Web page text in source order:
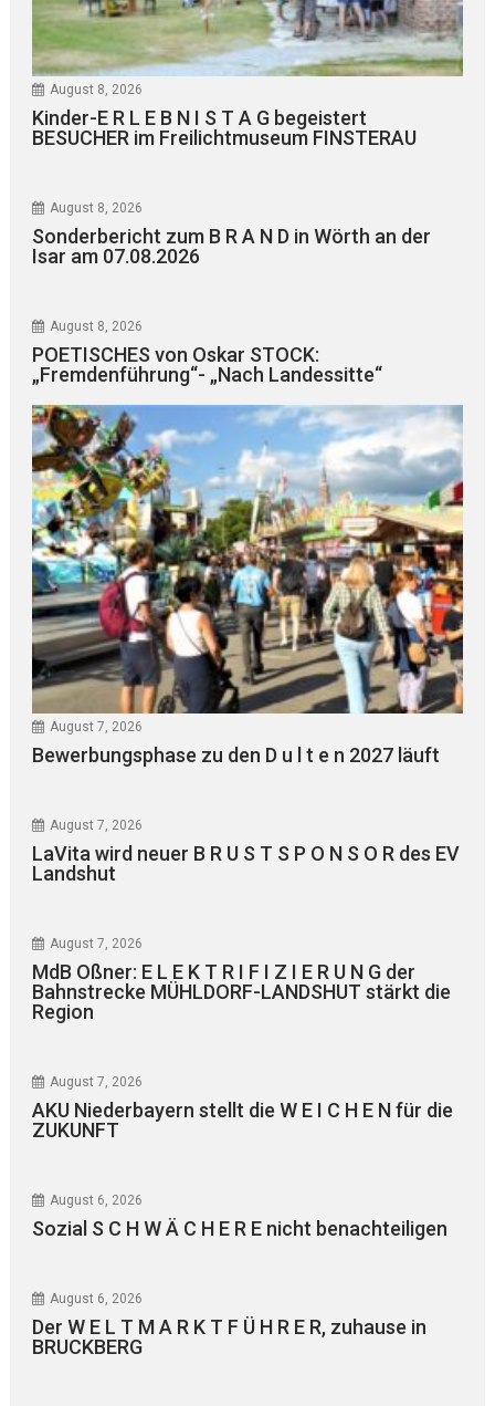
August 8, 2026
Kinder-E R L E B N I S T A G begeistert
BESUCHER im Freilichtmuseum FINSTERAU
August 8, 2026
Sonderbericht zum B R A N D in Wörth an der
Isar am 07.08.2026
August 8, 2026
POETISCHES von Oskar STOCK:
„Fremdenführung“- „Nach Landessitte“
August 7, 2026
Bewerbungsphase zu den D u l t e n 2027 läuft
August 7, 2026
LaVita wird neuer B R U S T S P O N S O R des EV
Landshut
August 7, 2026
MdB Oßner: E L E K T R I F I Z I E R U N G der
Bahnstrecke MÜHLDORF-LANDSHUT stärkt die
Region
August 7, 2026
AKU Niederbayern stellt die W E I C H E N für die
ZUKUNFT
August 6, 2026
Sozial S C H W Ä C H E R E nicht benachteiligen
August 6, 2026
Der W E L T M A R K T F Ü H R E R, zuhause in
BRUCKBERG